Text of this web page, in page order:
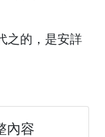
之的，是安詳
內容